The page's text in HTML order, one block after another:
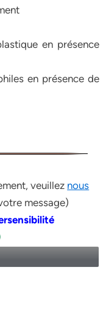
en présence
en présence de
veuillez nous
message)